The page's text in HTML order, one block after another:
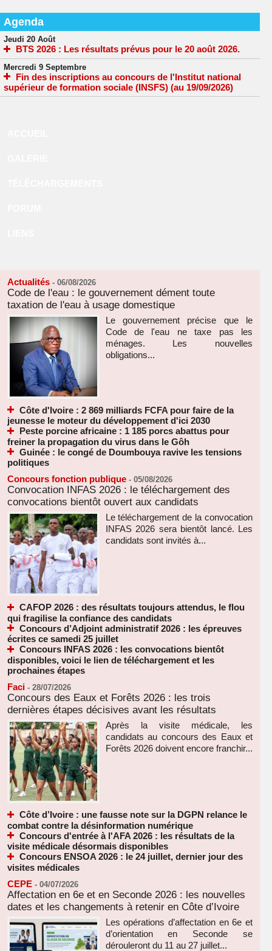
Agenda
Jeudi 20 Août
BTS 2026 : Les résultats prévus pour le 20 août 2026.
Mercredi 9 Septembre
Fin des inscriptions au concours de l'Institut national
supérieur de formation sociale (INSFS) (au 19/09/2026)
Actualités - 06/08/2026
Code de l'eau : le gouvernement dément toute
taxation de l'eau à usage domestique
Le gouvernement précise que le
Code de l'eau ne taxe pas les
ménages. Les nouvelles
obligations...
Côte d'Ivoire : 2 869 milliards FCFA pour faire de la
jeunesse le moteur du développement d'ici 2030
Peste porcine africaine : 1 185 porcs abattus pour
freiner la propagation du virus dans le Gôh
Guinée : le congé de Doumbouya ravive les tensions
politiques
Concours fonction publique - 05/08/2026
Convocation INFAS 2026 : le téléchargement des
convocations bientôt ouvert aux candidats
Le téléchargement de la convocation
INFAS 2026 sera bientôt lancé. Les
candidats sont invités à...
CAFOP 2026 : des résultats toujours attendus, le flou
qui fragilise la confiance des candidats
Concours d’Adjoint administratif 2026 : les épreuves
écrites ce samedi 25 juillet
Concours INFAS 2026 : les convocations bientôt
disponibles, voici le lien de téléchargement et les
prochaines étapes
Faci - 28/07/2026
Concours des Eaux et Forêts 2026 : les trois
dernières étapes décisives avant les résultats
Après la visite médicale, les
candidats au concours des Eaux et
Forêts 2026 doivent encore franchir...
Côte d’Ivoire : une fausse note sur la DGPN relance le
combat contre la désinformation numérique
Concours d'entrée à l'AFA 2026 : les résultats de la
visite médicale désormais disponibles
Concours ENSOA 2026 : le 24 juillet, dernier jour des
visites médicales
CEPE - 04/07/2026
Affectation en 6e et en Seconde 2026 : les nouvelles
dates et les changements à retenir en Côte d’Ivoire
Les opérations d’affectation en 6e et
d’orientation en Seconde se
dérouleront du 11 au 27 juillet...